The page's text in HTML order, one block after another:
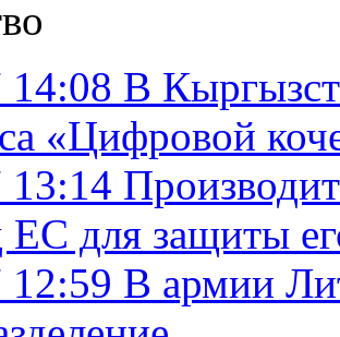
14:08 В
«Цифровой
13:14
ЕС для защиты
12:59 В армии